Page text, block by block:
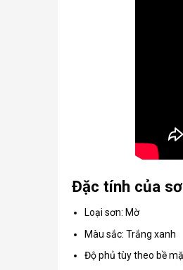
Đặc tính của
Loại sơn: Mờ
Màu sắc: Trắng xanh
Độ phủ tùy theo bề